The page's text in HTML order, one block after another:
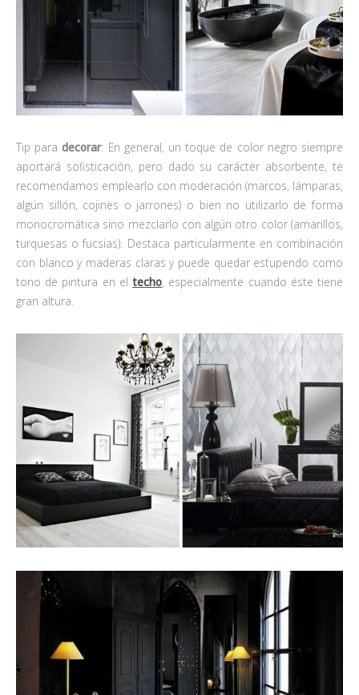
Tip paradecorar: En general, un toque de color negro siempre
aportará sofisticación, pero dado su carácter absorbente, te
recomendamos emplearlo con moderación (marcos, lámparas,
algún sillón, cojines o jarrones) o bien no utilizarlo de forma
monocromática sino mezclarlo con algún otro color (amarillos,
turquesas o fucsias). Destaca particularmente en combinación
con blanco y maderas claras y puede quedar estupendo como
tono de pintura en eltecho, especialmente cuando éste tiene
gran altura.